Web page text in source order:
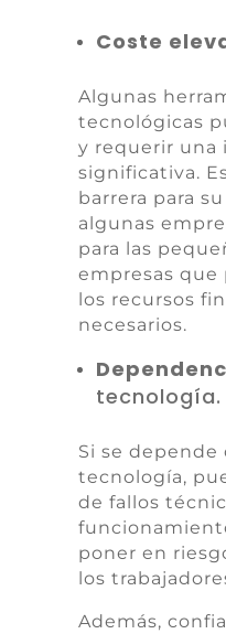
Coste
Algunas
tecnológicas
y requerir una
significativa.
barrera para
algunas
para las
empresas
los recursos
necesarios.
tecnología.
Si se depende
tecnología,
de fallos
poner en
los
Además,